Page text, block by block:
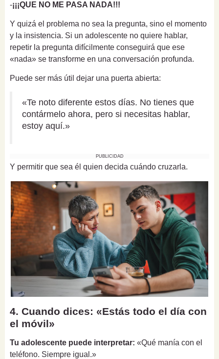
-¡¡¡QUE NO ME PASA NADA!!!
Y quizá el problema no sea la pregunta, sino el momento
y la insistencia. Si un adolescente no quiere hablar,
repetir la pregunta difícilmente conseguirá que ese
«nada» se transforme en una conversación profunda.
Puede ser más útil dejar una puerta abierta:
«Te noto diferente estos días. No tienes que
contármelo ahora, pero si necesitas hablar,
estoy aquí.»
PUBLICIDAD
Y permitir que sea él quien decida cuándo cruzarla.
4. Cuando dices: «Estás todo el día con
el móvil»
Tu adolescente puede interpretar: «Qué manía con el
teléfono. Siempre igual.»